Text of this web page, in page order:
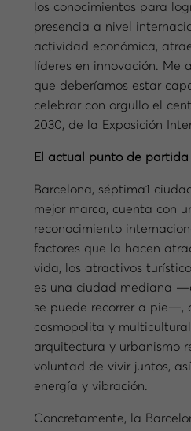
los conocimientos para
presencia a nivel
actividad económica,
líderes en innovación. Me
que deberíamos estar
celebrar con orgullo el
2030, de la Exposición
El actual punto de partida
Barcelona, séptima1
mejor marca, cuenta con
reconocimiento
factores que la hacen
vida, los atractivos
es una ciudad mediana
se puede recorrer a pie—,
cosmopolita y
arquitectura y urbanismo
voluntad de vivir juntos,
energía y vibración.
Concretamente, la